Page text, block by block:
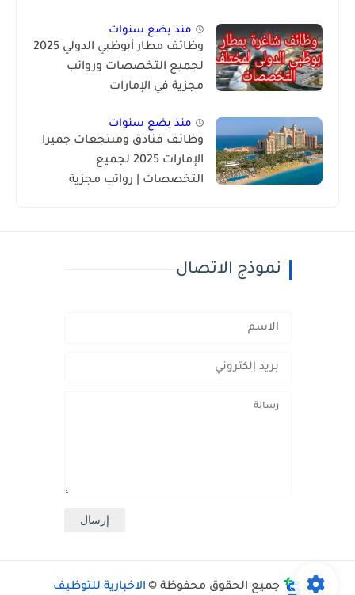
منذ بضع سنوات
وظائف مطار أبوظبي الدولي 2025
لجميع التخصصات ورواتب
مجزية في الإمارات
منذ بضع سنوات
وظائف فنادق ومنتجعات جميرا
الإمارات 2025 لجميع
التخصصات | رواتب مجزية
نموذج الاتصال
جميع الحقوق محفوظة © الاخبارية للتوظيف